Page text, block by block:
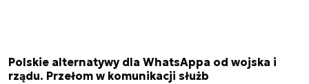
Polskie alternatywy dla WhatsAppa od wojska i
rządu. Przełom w komunikacji służb